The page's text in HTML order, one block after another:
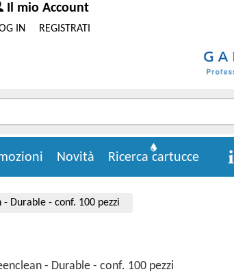
Il mio Account
REGISTRATI
IN
Ricerca cartucce
Novità
Durable - conf. 100 pezzi
- Durable - conf. 100 pezzi